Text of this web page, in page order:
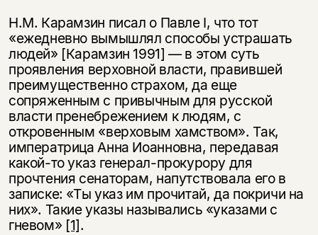
Н.М. Карамзин писал о Павле I, что тот
«ежедневно вымышлял способы устрашать
людей» [Карамзин 1991] — в этом суть
проявления верховной власти, правившей
преимущественно страхом, да еще
сопряженным с привычным для русской
власти пренебрежением к людям, с
откровенным «верховым хамством». Так,
императрица Анна Иоанновна, передавая
какой-то указ генерал-прокурору для
прочтения сенаторам, напутствовала его в
записке: «Ты указ им прочитай, да покричи на
них». Такие указы назывались «указами с
гневом» [1].